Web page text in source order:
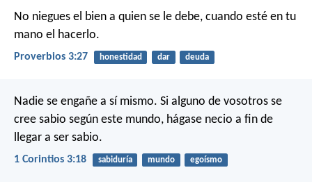
No niegues el bien a quien se le debe, cuando esté en tu
mano el hacerlo.
Proverbios 3:27 honestidad dar deuda
Nadie se engañe a sí mismo. Si alguno de vosotros se
cree sabio según este mundo, hágase necio a fin de
llegar a ser sabio.
1 Corintios 3:18 sabiduría mundo egoísmo